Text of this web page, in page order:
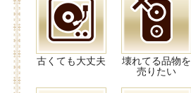
古くても大丈夫
壊れてる品物を
売りたい